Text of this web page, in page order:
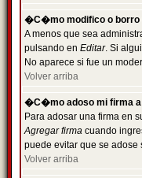
�C�mo modifico o borro
A menos que sea
pulsando en Editar. Si
No aparece si fue un
Volver arriba
�C�mo adoso mi firma
Para adosar una firma en
Agregar firma cuando
puede evitar que se
Volver arriba